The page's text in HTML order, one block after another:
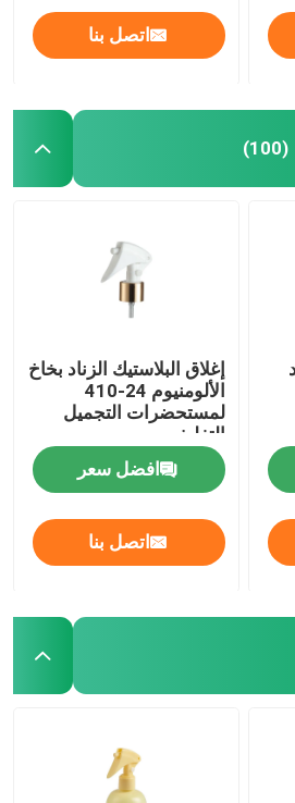
اتصل بنا
(100)
إغلاق البلاستيك الزناد بخاخ
الألومنيوم 24-410
لمستحضرات التجميل
التغليف
افضل سعر
اتصل بنا